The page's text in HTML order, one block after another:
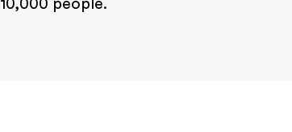
people.